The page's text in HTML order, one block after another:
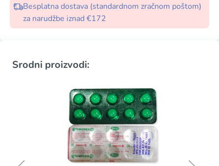
Besplatna dostava (standardnom zračnom poštom)
za narudžbe iznad €172
Srodni proizvodi: